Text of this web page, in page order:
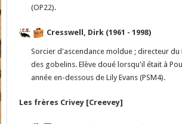
(OP22).
Cresswell, Dirk (1961 - 1998)
Sorcier d'ascendance moldue ; directeur du
des gobelins. Elève doué lorsqu'il était à
année en-dessous de Lily Evans (PSM4).
Les frères Crivey [Creevey]